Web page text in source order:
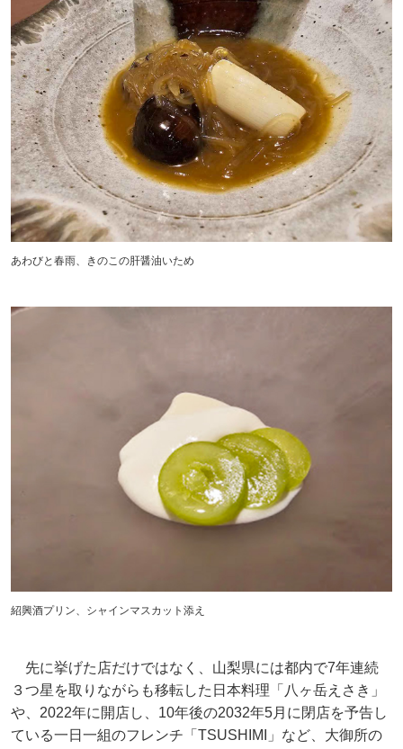
あわびと春雨、きのこの肝醤油いため
紹興酒プリン、シャインマスカット添え
先に挙げた店だけではなく、山梨県には都内で7年連続
３つ星を取りながらも移転した日本料理「八ヶ岳えさき」
や、2022年に開店し、10年後の2032年5月に閉店を予告し
ている一日一組のフレンチ「TSUSHIMI」など、大御所の